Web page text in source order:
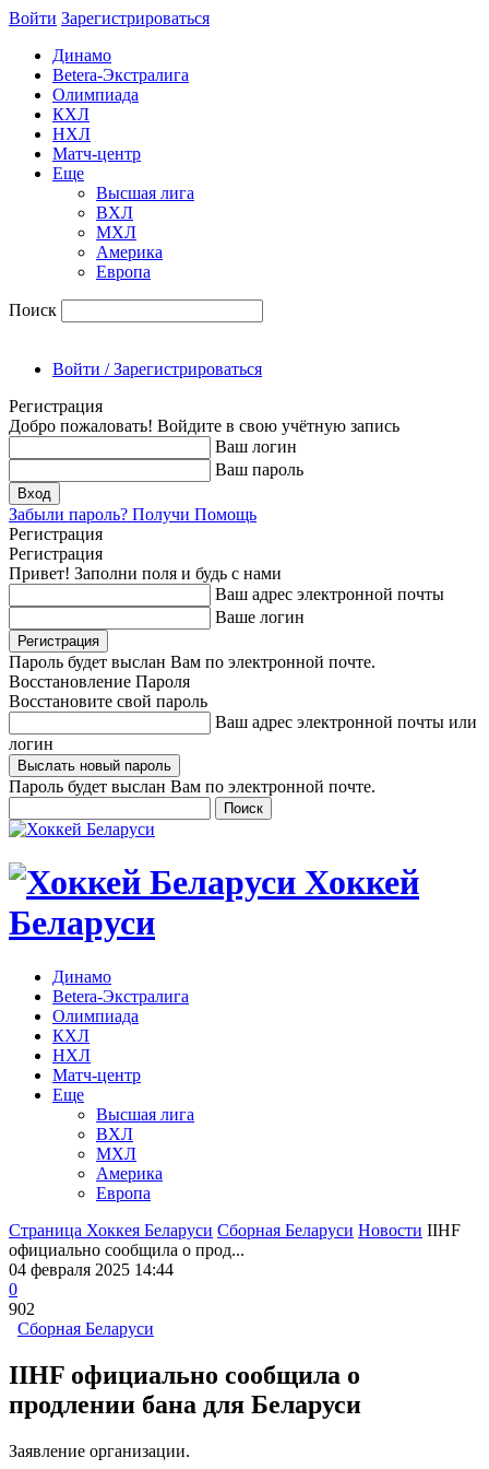
Войти Зарегиcтрироваться
Динамо
Betera-Экстралига
Олимпиада
КХЛ
НХЛ
Матч-центр
Еще
Высшая лига
ВХЛ
МХЛ
Америка
Европа
Поиск
Войти / Зарегистрироваться
Регистрация
Добро пожаловать! Войдите в свою учётную запись
Ваш логин
Ваш пароль
Забыли пароль? Получи Помощь
Регистрация
Регистрация
Привет! Заполни поля и будь с нами
Ваш адрес электронной почты
Ваше логин
Пароль будет выслан Вам по электронной почте.
Восстановление Пароля
Восстановите свой пароль
Ваш адрес электронной почты или
логин
Пароль будет выслан Вам по электронной почте.
Хоккей
Беларуси
Динамо
Betera-Экстралига
Олимпиада
КХЛ
НХЛ
Матч-центр
Еще
Высшая лига
ВХЛ
МХЛ
Америка
Европа
Страница Хоккея Беларуси Сборная Беларуси Новости IIHF
официально сообщила о прод...
04 февраля 2025 14:44
0
902
Сборная Беларуси
IIHF официально сообщила о
продлении бана для Беларуси
Заявление организации.